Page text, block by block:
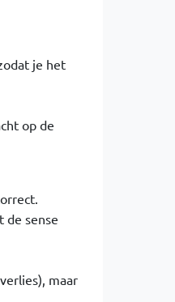
je het
op de
de sense
maar